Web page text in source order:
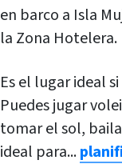
en barco a Isla
la Zona Hotelera.
Es el lugar ideal
Puedes jugar
tomar el sol,
ideal para...